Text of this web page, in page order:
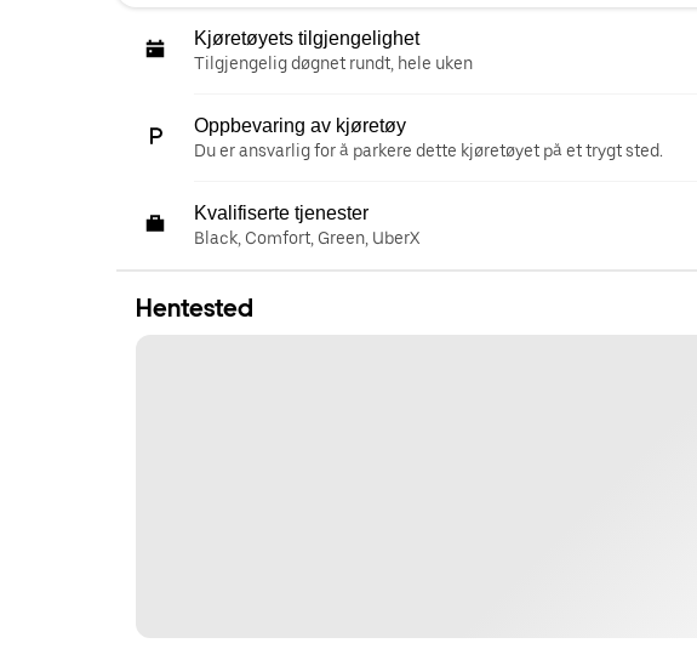
Kjøretøyets tilgjengelighet
Tilgjengelig døgnet rundt, hele uken
Oppbevaring av kjøretøy
Du er ansvarlig for å parkere dette kjøretøyet på et trygt sted.
Kvalifiserte tjenester
Black, Comfort, Green, UberX
Hentested